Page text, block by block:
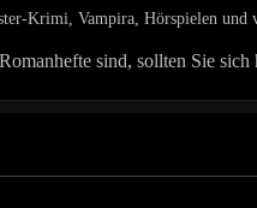
Krimi, Vampira, Hörspielen und
sind, sollten Sie